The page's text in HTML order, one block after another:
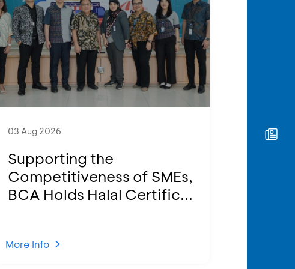
03 Aug 2026
Supporting the
Competitiveness of SMEs,
BCA Holds Halal Certific...
More Info